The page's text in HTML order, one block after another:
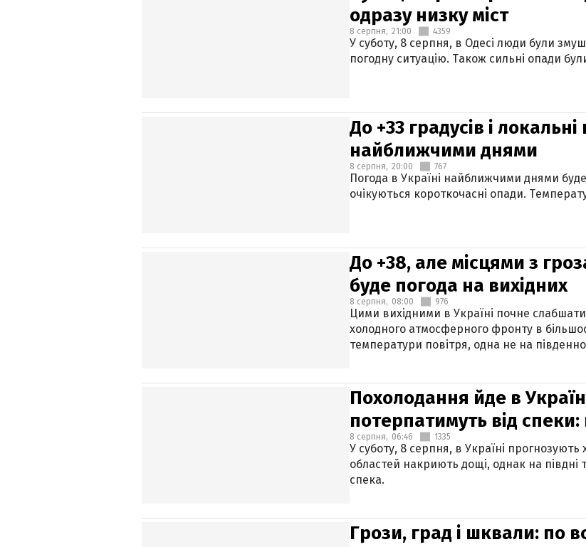
одразу низку міст
8 серпня, 21:00 4359
У суботу, 8 серпня, в Одесі люди були
погодну ситуацію. Також сильні опади
До +33 градусів і
найближчими днями
8 серпня, 20:00 767
Погода в Україні найближчими днями
очікуються короткочасні опади.
До +38, але місцями з
буде погода на вихідних
8 серпня, 08:00 976
Цими вихідними в Україні почне
холодного атмосферного фронту в
температури повітря, одна не на
Похолодання йде в
потерпатимуть від
8 серпня, 06:46 1335
У суботу, 8 серпня, в Україні
областей накриють дощі, однак на півдні
спека.
Грози, град і шквали: по